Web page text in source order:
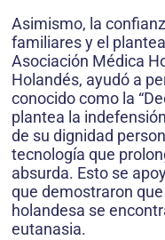
Asimismo, la
familiares y el
Asociación Médica
Holandés, ayudó a
conocido como la
plantea la
de su dignidad
tecnología que
absurda. Esto se
que demostraron
holandesa se
eutanasia.